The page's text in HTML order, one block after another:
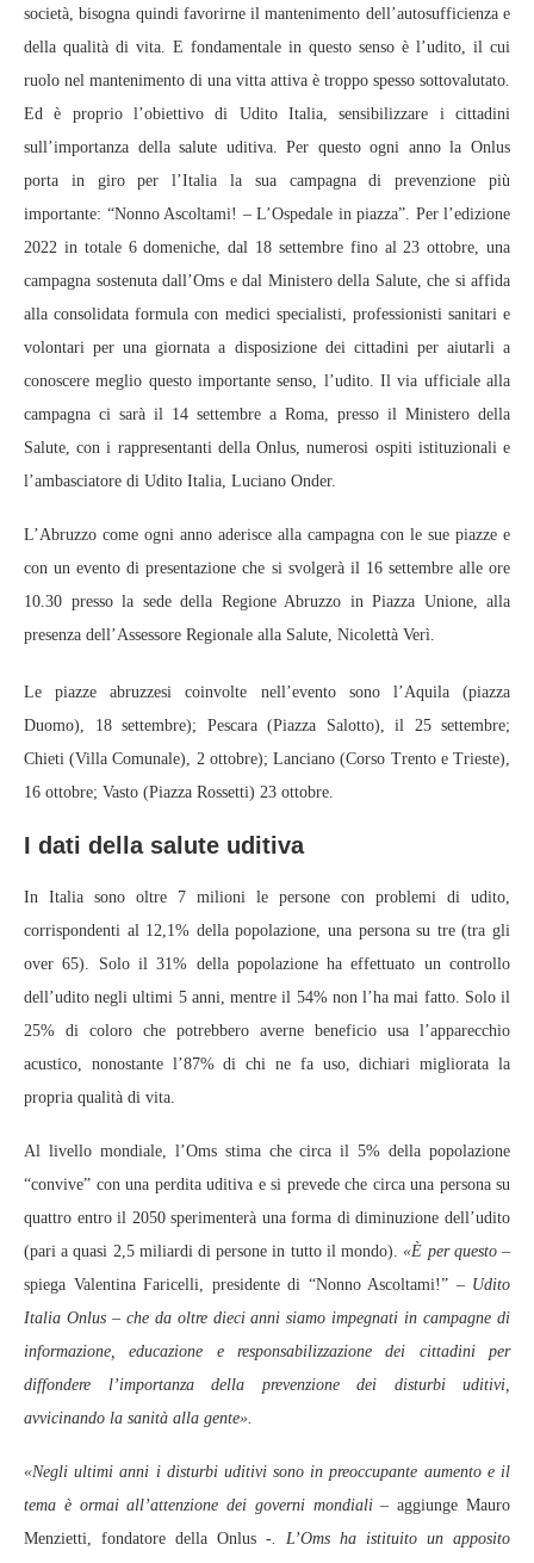
società, bisogna quindi favorirne il mantenimento dell’autosufficienza e
della qualità di vita. E fondamentale in questo senso è l’udito, il cui
ruolo nel mantenimento di una vitta attiva è troppo spesso sottovalutato.
Ed è proprio l’obiettivo di Udito Italia, sensibilizzare i cittadini
sull’importanza della salute uditiva. Per questo ogni anno la Onlus
porta in giro per l’Italia la sua campagna di prevenzione più
importante: “Nonno Ascoltami! – L’Ospedale in piazza”. Per l’edizione
2022 in totale 6 domeniche, dal 18 settembre fino al 23 ottobre, una
campagna sostenuta dall’Oms e dal Ministero della Salute, che si affida
alla consolidata formula con medici specialisti, professionisti sanitari e
volontari per una giornata a disposizione dei cittadini per aiutarli a
conoscere meglio questo importante senso, l’udito. Il via ufficiale alla
campagna ci sarà il 14 settembre a Roma, presso il Ministero della
Salute, con i rappresentanti della Onlus, numerosi ospiti istituzionali e
l’ambasciatore di Udito Italia, Luciano Onder.
L’Abruzzo come ogni anno aderisce alla campagna con le sue piazze e
con un evento di presentazione che si svolgerà il 16 settembre alle ore
10.30 presso la sede della Regione Abruzzo in Piazza Unione, alla
presenza dell’Assessore Regionale alla Salute, Nicolettà Verì.
Le piazze abruzzesi coinvolte nell’evento sono l’Aquila (piazza
Duomo), 18 settembre); Pescara (Piazza Salotto), il 25 settembre;
Chieti (Villa Comunale), 2 ottobre); Lanciano (Corso Trento e Trieste),
16 ottobre; Vasto (Piazza Rossetti) 23 ottobre.
I dati della salute uditiva
In Italia sono oltre 7 milioni le persone con problemi di udito,
corrispondenti al 12,1% della popolazione, una persona su tre (tra gli
over 65). Solo il 31% della popolazione ha effettuato un controllo
dell’udito negli ultimi 5 anni, mentre il 54% non l’ha mai fatto. Solo il
25% di coloro che potrebbero averne beneficio usa l’apparecchio
acustico, nonostante l’87% di chi ne fa uso, dichiari migliorata la
propria qualità di vita.
Al livello mondiale, l’Oms stima che circa il 5% della popolazione
“convive” con una perdita uditiva e si prevede che circa una persona su
quattro entro il 2050 sperimenterà una forma di diminuzione dell’udito
(pari a quasi 2,5 miliardi di persone in tutto il mondo).«È per questo –
spiega Valentina Faricelli, presidente di “Nonno Ascoltami!” – Udito
Italia Onlus – che da oltre dieci anni siamo impegnati in campagne di
informazione, educazione e responsabilizzazione dei cittadini per
diffondere l’importanza della prevenzione dei disturbi uditivi,
avvicinando la sanità alla gente».
«Negli ultimi anni i disturbi uditivi sono in preoccupante aumento e il
tema è ormai all’attenzione dei governi mondiali – aggiunge Mauro
Menzietti, fondatore della Onlus -. L’Oms ha istituito un apposito